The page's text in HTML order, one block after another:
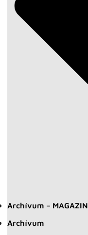
Archívum – MAGAZIN
Archívum